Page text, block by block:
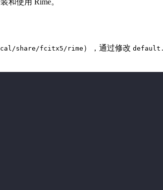
和使用 Rime。
share/fcitx5/rime），通过修改